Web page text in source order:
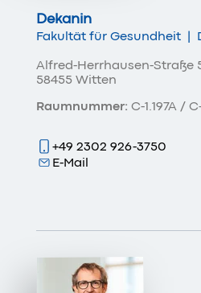
Dekanin
Fakultät für Gesundheit |
+49 2302 926-3750
E-Mail
Alfred-Herrhausen-Straße
58455 Witten
Raumnummer: C-1.197A /